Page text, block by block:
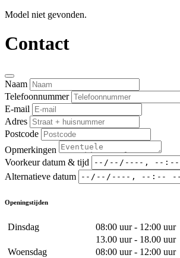
Model niet gevonden.
Contact
Naam
Telefoonnummer
E-mail
Adres
Postcode
Opmerkingen
Voorkeur datum & tijd
Alternatieve datum
Openingstijden
Dinsdag
08:00 uur - 12:00 uur
13.00 uur - 18.00 uur
Woensdag
08:00 uur - 12:00 uur